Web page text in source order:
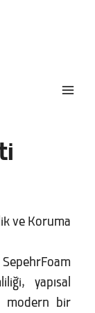
ve Koruma
yapısal
modern bir